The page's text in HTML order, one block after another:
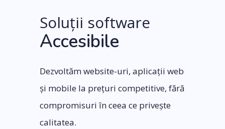
Soluții software
Accesibile
Dezvoltăm website-uri, aplicații web
și mobile la prețuri competitive, fără
compromisuri în ceea ce privește
calitatea.